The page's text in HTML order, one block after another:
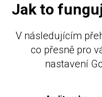
Jak to
V následujícím
co přesně pro
nastavení